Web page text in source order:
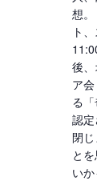
想
ト
後
ア
る
認
閉
と
い